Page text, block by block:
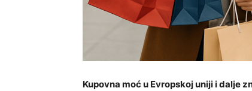
Kupovna moć u Evropskoj uniji i dalje